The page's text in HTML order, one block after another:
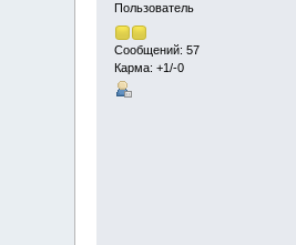
Пользователь
Сообщений: 57
Карма: +1/-0